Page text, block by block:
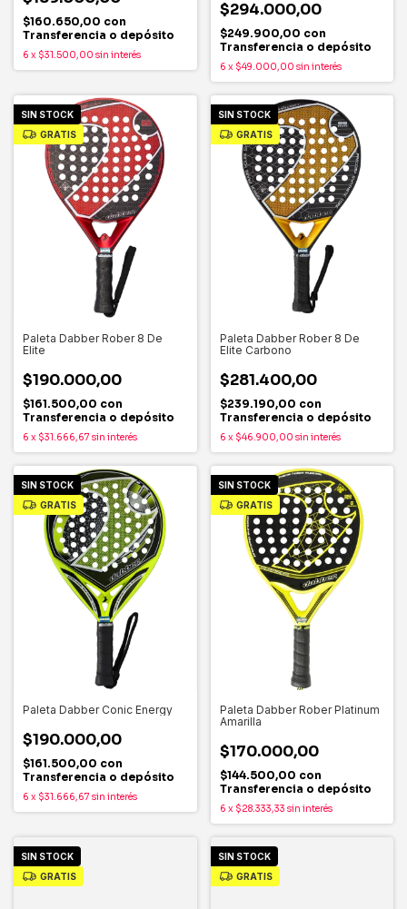
$160.650,00 con
Transferencia o depósito
6 x $31.500,00 sin interés
$294.000,00
$249.900,00 con
Transferencia o depósito
6 x $49.000,00 sin interés
SIN STOCK
GRATIS
Paleta Dabber Rober 8 De
Elite
$190.000,00
$161.500,00 con
Transferencia o depósito
6 x $31.666,67 sin interés
SIN STOCK
GRATIS
Paleta Dabber Rober 8 De
Elite Carbono
$281.400,00
$239.190,00 con
Transferencia o depósito
6 x $46.900,00 sin interés
SIN STOCK
GRATIS
Paleta Dabber Conic Energy
$190.000,00
$161.500,00 con
Transferencia o depósito
6 x $31.666,67 sin interés
SIN STOCK
GRATIS
Paleta Dabber Rober Platinum
Amarilla
$170.000,00
$144.500,00 con
Transferencia o depósito
6 x $28.333,33 sin interés
SIN STOCK
GRATIS
SIN STOCK
GRATIS